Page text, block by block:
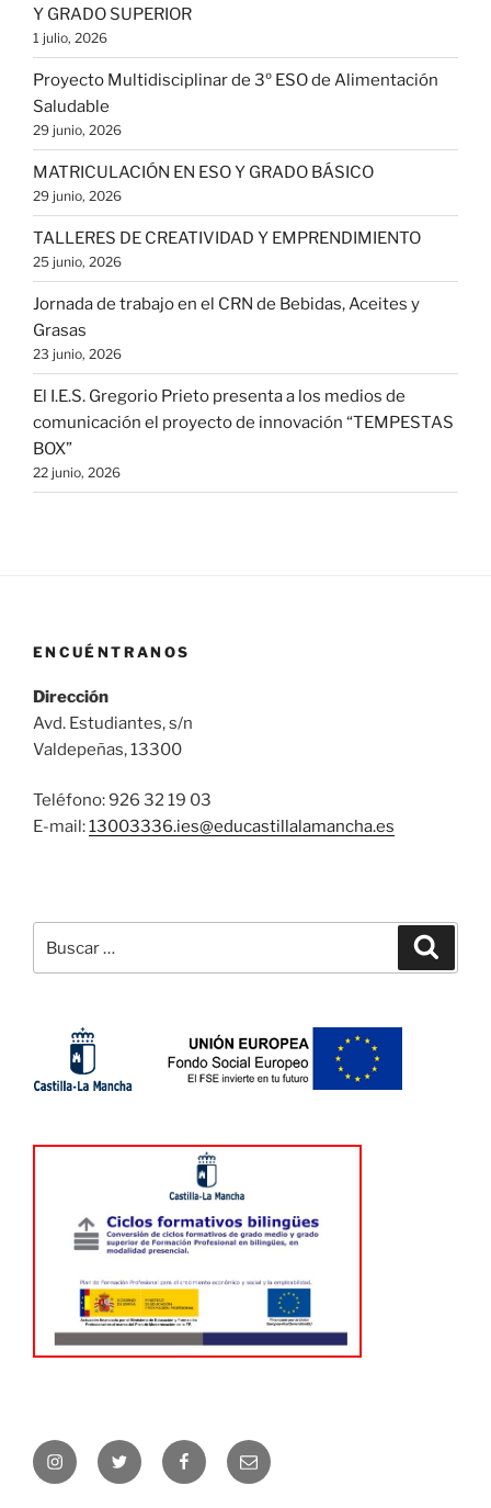
Y GRADO SUPERIOR
1 julio, 2026
Proyecto Multidisciplinar de 3º ESO de Alimentación
Saludable
29 junio, 2026
MATRICULACIÓN EN ESO Y GRADO BÁSICO
29 junio, 2026
TALLERES DE CREATIVIDAD Y EMPRENDIMIENTO
25 junio, 2026
Jornada de trabajo en el CRN de Bebidas, Aceites y
Grasas
23 junio, 2026
El I.E.S. Gregorio Prieto presenta a los medios de
comunicación el proyecto de innovación “TEMPESTAS
BOX”
22 junio, 2026
ENCUÉNTRANOS
Dirección
Avd. Estudiantes, s/n
Valdepeñas, 13300
Teléfono: 926 32 19 03
E-mail:13003336.ies@educastillalamancha.es
por:
InstagramTwitter FacebookCorreo
electrónico